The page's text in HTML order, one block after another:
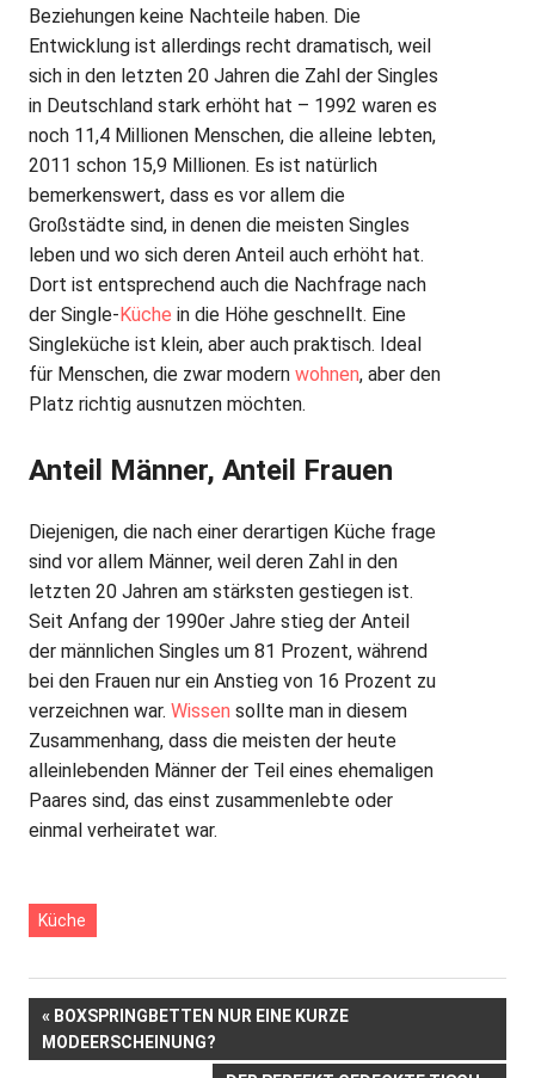
Beziehungen keine Nachteile haben. Die
Entwicklung ist allerdings recht dramatisch, weil
sich in den letzten 20 Jahren die Zahl der Singles
in Deutschland stark erhöht hat – 1992 waren es
noch 11,4 Millionen Menschen, die alleine lebten,
2011 schon 15,9 Millionen. Es ist natürlich
bemerkenswert, dass es vor allem die
Großstädte sind, in denen die meisten Singles
leben und wo sich deren Anteil auch erhöht hat.
Dort ist entsprechend auch die Nachfrage nach
der Single-Küche in die Höhe geschnellt. Eine
Singleküche ist klein, aber auch praktisch. Ideal
für Menschen, die zwar modern wohnen, aber den
Platz richtig ausnutzen möchten.
Anteil Männer, Anteil Frauen
Diejenigen, die nach einer derartigen Küche frage
sind vor allem Männer, weil deren Zahl in den
letzten 20 Jahren am stärksten gestiegen ist.
Seit Anfang der 1990er Jahre stieg der Anteil
der männlichen Singles um 81 Prozent, während
bei den Frauen nur ein Anstieg von 16 Prozent zu
verzeichnen war. Wissen sollte man in diesem
Zusammenhang, dass die meisten der heute
alleinlebenden Männer der Teil eines ehemaligen
Paares sind, das einst zusammenlebte oder
einmal verheiratet war.
Küche
Beitrags-
Navigation
VORHERIGER
BEITRAG:
BOXSPRINGBETTEN NUR EINE KURZE
MODEERSCHEINUNG?